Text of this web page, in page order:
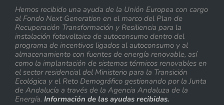
Hemos recibido una ayuda de la Unión Europea con cargo
al Fondo Next Generation en el marco del Plan de
Recuperación Transformación y Resiliencia para la
instalación fotovoltaica de autoconsumo dentro del
programa de incentivos ligados al autoconsumo y al
almacenamiento con fuentes de energía renovable, así
como la implantación de sistemas térmicos renovables en
el sector residencial del Ministerio para la Transición
Ecológica y el Reto Demográfico gestionando por la Junta
de Andalucía a través de la Agencia Andaluza de la
Energía. Información de las ayudas recibidas.